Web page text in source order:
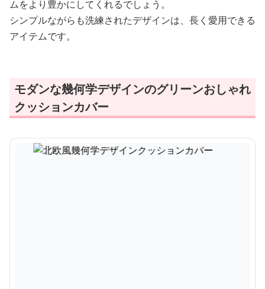
ムをより豊かにしてくれるでしょう。
シンプルながらも洗練されたデザインは、長く愛用できる
アイテムです。
モダンな幾何学デザインのグリーンおしゃれ
クッションカバー